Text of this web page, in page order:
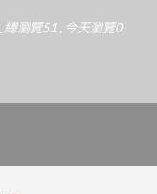
總瀏覽51 , 今天瀏覽0